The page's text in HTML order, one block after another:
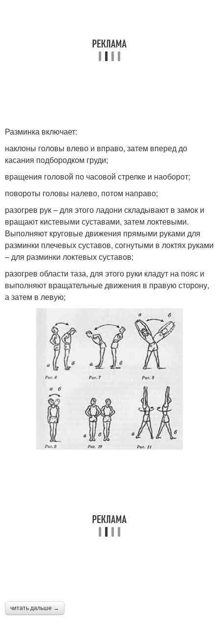
Зарядка для похудения Зарядки для похудения
Домашняя зарядка
Разминка включает:
наклоны головы влево и вправо, затем вперед до
касания подбородком груди;
вращения головой по часовой стрелке и наоборот;
повороты головы налево, потом направо;
разогрев рук – для этого ладони складывают в замок и
вращают кистевыми суставами, затем локтевыми.
Выполняют круговые движения прямыми руками для
разминки плечевых суставов, согнутыми в локтях руками
– для разминки локтевых суставов;
разогрев области таза, для этого руки кладут на пояс и
выполняют вращательные движения в правую сторону,
а затем в левую;
читать дальше →